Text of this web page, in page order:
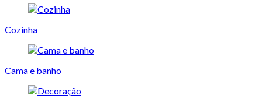
Cozinha
Cama e banho